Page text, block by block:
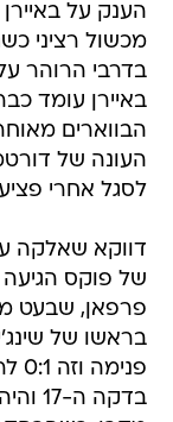
הענק על
בדרבי הרוהר
באיירן עומד
הבווארים
העונה של
לסגל אחרי
דווקא שאלקה
של פוקס הגיעה
בראשו של